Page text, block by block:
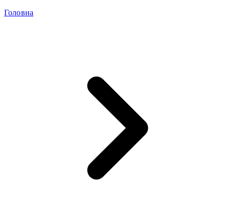
Головна